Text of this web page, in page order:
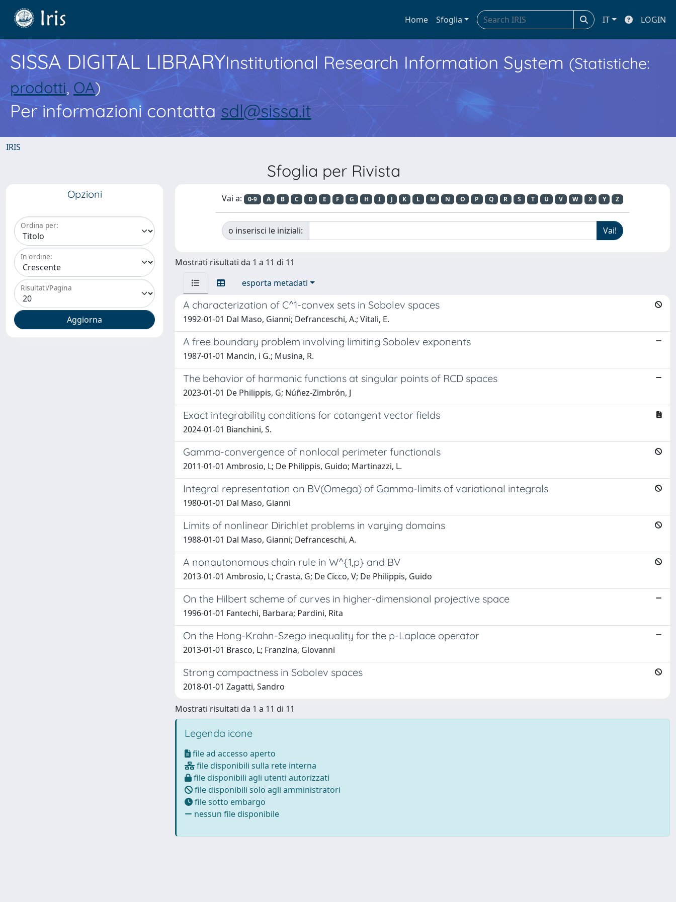
Home Sfoglia IT LOGIN
SISSA DIGITAL LIBRARYInstitutional Research Information System (Statistiche:
prodotti, OA)
Per informazioni contatta sdl@sissa.it
IRIS
Sfoglia per Rivista
Opzioni
Ordina per:
In ordine:
Risultati/Pagina
Vai a: 0-9 A B C D E F G H I J K L M N O P Q R S T U V W X Y Z
o inserisci le iniziali:
Mostrati risultati da 1 a 11 di 11
esporta metadati
A characterization of C^1-convex sets in Sobolev spaces
1992-01-01 Dal Maso, Gianni; Defranceschi, A.; Vitali, E.
A free boundary problem involving limiting Sobolev exponents
1987-01-01 Mancin, i G.; Musina, R.
The behavior of harmonic functions at singular points of RCD spaces
2023-01-01 De Philippis, G; Núñez-Zimbrón, J
Exact integrability conditions for cotangent vector fields
2024-01-01 Bianchini, S.
Gamma-convergence of nonlocal perimeter functionals
2011-01-01 Ambrosio, L; De Philippis, Guido; Martinazzi, L.
Integral representation on BV(Omega) of Gamma-limits of variational integrals
1980-01-01 Dal Maso, Gianni
Limits of nonlinear Dirichlet problems in varying domains
1988-01-01 Dal Maso, Gianni; Defranceschi, A.
A nonautonomous chain rule in W^{1,p} and BV
2013-01-01 Ambrosio, L; Crasta, G; De Cicco, V; De Philippis, Guido
On the Hilbert scheme of curves in higher-dimensional projective space
1996-01-01 Fantechi, Barbara; Pardini, Rita
On the Hong-Krahn-Szego inequality for the p-Laplace operator
2013-01-01 Brasco, L; Franzina, Giovanni
Strong compactness in Sobolev spaces
2018-01-01 Zagatti, Sandro
Mostrati risultati da 1 a 11 di 11
Legenda icone
file ad accesso aperto
file disponibili sulla rete interna
file disponibili agli utenti autorizzati
file disponibili solo agli amministratori
file sotto embargo
nessun file disponibile